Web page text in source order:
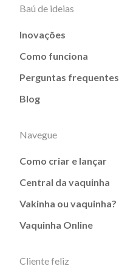
Baú de ideias
Inovações
Como funciona
Perguntas frequentes
Blog
Navegue
Como criar e lançar
Central da vaquinha
Vakinha ou vaquinha?
Vaquinha Online
Cliente feliz